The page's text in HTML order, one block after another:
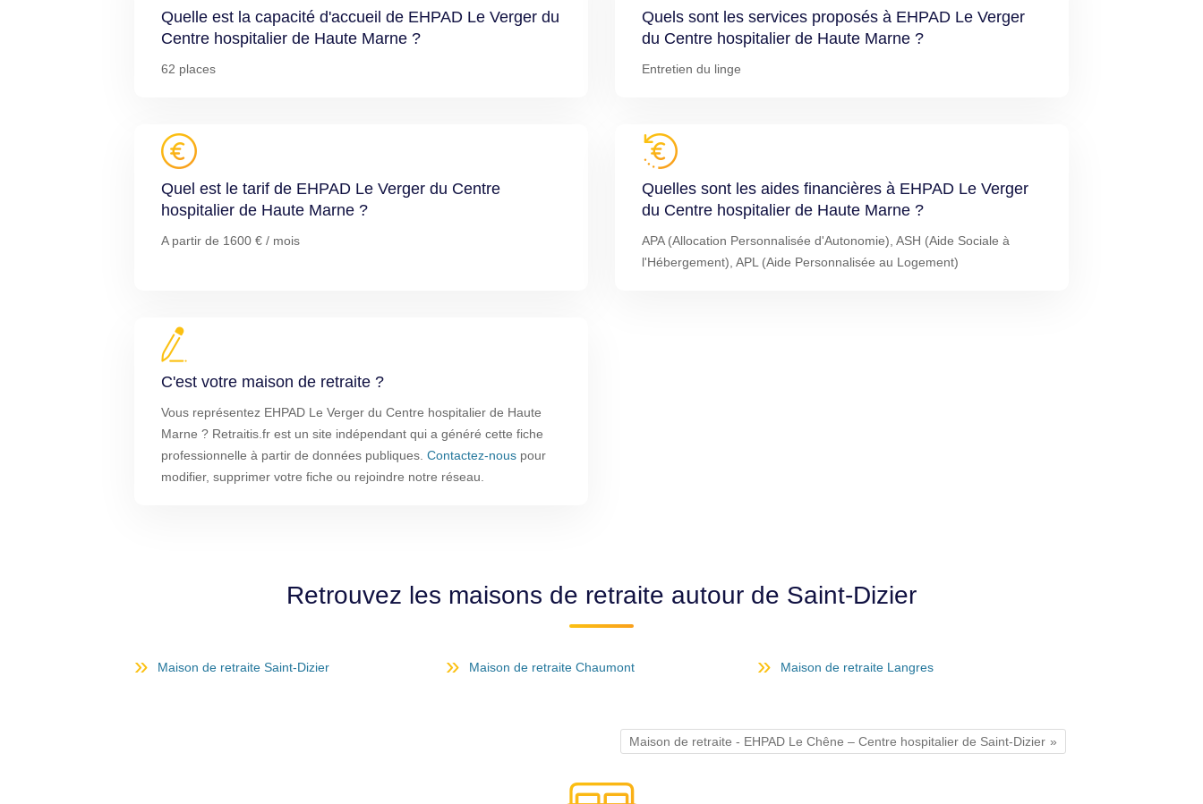
Quelle est la capacité d'accueil de EHPAD Le Verger du
Centre hospitalier de Haute Marne ?
62 places
Quels sont les services proposés à EHPAD Le Verger
du Centre hospitalier de Haute Marne ?
Entretien du linge
Quel est le tarif de EHPAD Le Verger du Centre
hospitalier de Haute Marne ?
A partir de 1600 € / mois
Quelles sont les aides financières à EHPAD Le Verger
du Centre hospitalier de Haute Marne ?
APA (Allocation Personnalisée d'Autonomie), ASH (Aide Sociale à
l'Hébergement), APL (Aide Personnalisée au Logement)
C'est votre maison de retraite ?
Vous représentez EHPAD Le Verger du Centre hospitalier de Haute
Marne ? Retraitis.fr est un site indépendant qui a généré cette fiche
professionnelle à partir de données publiques. Contactez-nous pour
modifier, supprimer votre fiche ou rejoindre notre réseau.
Retrouvez les maisons de retraite autour de Saint-Dizier
Maison de retraite Saint-Dizier Maison de retraite Chaumont Maison de retraite Langres
Maison de retraite - EHPAD Le Chêne – Centre hospitalier de Saint-Dizier